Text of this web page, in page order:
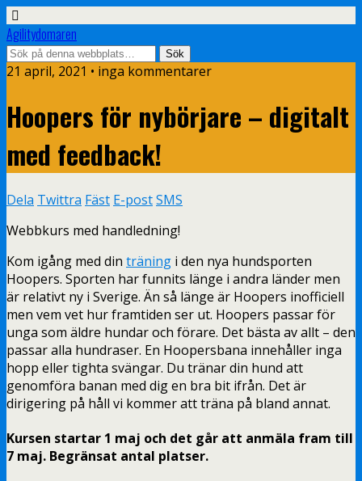
Agilitydomaren
21 april, 2021 • inga kommentarer
Hoopers för nybörjare – digitalt
med feedback!
Dela Twittra Fäst E-postSMS
Webbkurs med handledning!
Kom igång med din träning i den nya hundsporten
Hoopers. Sporten har funnits länge i andra länder men
är relativt ny i Sverige. Än så länge är Hoopers inofficiell
men vem vet hur framtiden ser ut. Hoopers passar för
unga som äldre hundar och förare. Det bästa av allt – den
passar alla hundraser. En Hoopersbana innehåller inga
hopp eller tighta svängar. Du tränar din hund att
genomföra banan med dig en bra bit ifrån. Det är
dirigering på håll vi kommer att träna på bland annat.
Kursen startar 1 maj och det går att anmäla fram till
7 maj. Begränsat antal platser.